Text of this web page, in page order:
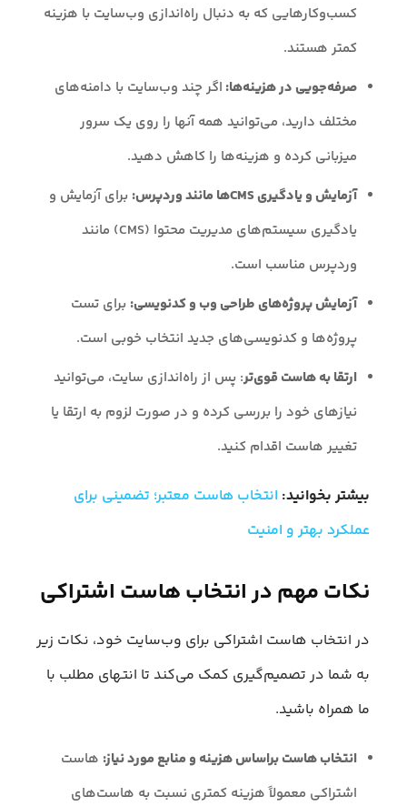
کسب‌وکارهایی که به دنبال راه‌اندازی وب‌سایت با هزینه
کمتر هستند.
صرفه‌جویی در هزینه‌ها: اگر چند وب‌سایت با دامنه‌های
مختلف دارید، می‌توانید همه آنها را روی یک سرور
میزبانی کرده و هزینه‌ها را کاهش دهید.
آزمایش و یادگیری CMSها مانند وردپرس:
برای آزمایش و
یادگیری سیستم‌های مدیریت محتوا (CMS) مانند
وردپرس مناسب است.
آزمایش پروژه‌های طراحی وب و کدنویسی: برای تست
پروژه‌ها و کدنویسی‌های جدید انتخاب خوبی است.
ارتقا به هاست قوی‌تر: پس از راه‌اندازی سایت، می‌توانید
نیازهای خود را بررسی کرده و در صورت لزوم به ارتقا یا
تغییر هاست اقدام کنید.
بیشتر بخوانید: انتخاب هاست معتبر؛ تضمینی برای
عملکرد بهتر و امنیت
نکات مهم در انتخاب هاست اشتراکی
در انتخاب هاست اشتراکی برای وب‌سایت خود، نکات زیر
به شما در تصمیم‌گیری کمک می‌کند تا انتهای مطلب با
ما همراه باشید.
انتخاب هاست براساس هزینه و منابع مورد نیاز: هاست
اشتراکی معمولاً هزینه کمتری نسبت به هاست‌های